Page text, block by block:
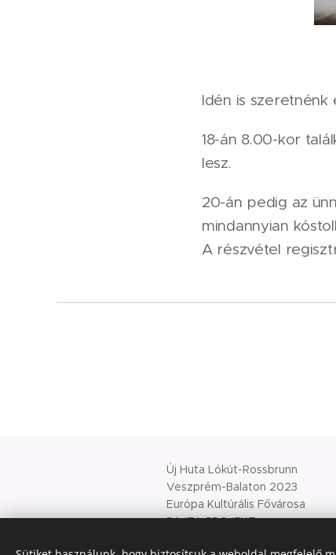
Idén is
18-án 8.00-kor
lesz.
20-án pedig az
mindannyian
A részvétel
Új Huta Lókút-Rossbrunn
Veszprém-Balaton 2023
Európa Kultúrális Fővárosa
PAJTA PROJEKT